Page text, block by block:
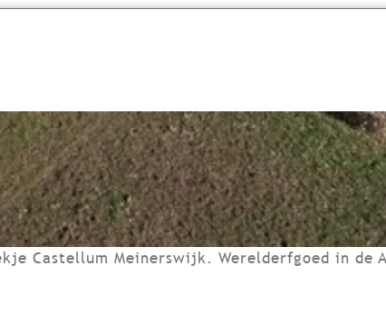
Castellum Meinerswijk. Werelderfgoed in de